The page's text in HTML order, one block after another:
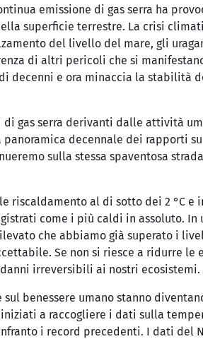
emissione di gas serra ha
superficie terrestre. La crisi
del livello del mare, gli
di altri pericoli che si
decenni e ora minaccia la stabilità
di gas serra derivanti dalle attività
decennale dei rapporti
sulla stessa spaventosa
riscaldamento al di sotto dei 2 °C e
come i più caldi in assoluto. In
che abbiamo già superato i
Se non si riesce a ridurre le
irreversibili ai nostri ecosistemi.
benessere umano stanno
a raccogliere i dati sulla
i record precedenti. I dati del